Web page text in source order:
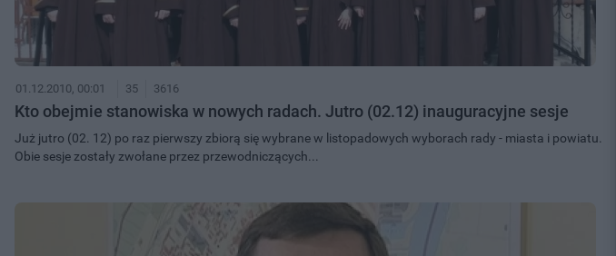
01.12.2010, 00:01 35 3616
Kto obejmie stanowiska w nowych radach. Jutro (02.12) inauguracyjne sesje
Już jutro (02. 12) po raz pierwszy zbiorą się wybrane w listopadowych wyborach rady - miasta i powiatu.
Obie sesje zostały zwołane przez przewodniczących...